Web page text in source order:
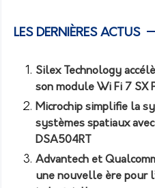
LES DERNIÈRES ACTUS
Silex Technology
son module Wi Fi 7 SX
Microchip simplifie la
systèmes spatiaux
DSA504RT
Advantech et
une nouvelle ère pour